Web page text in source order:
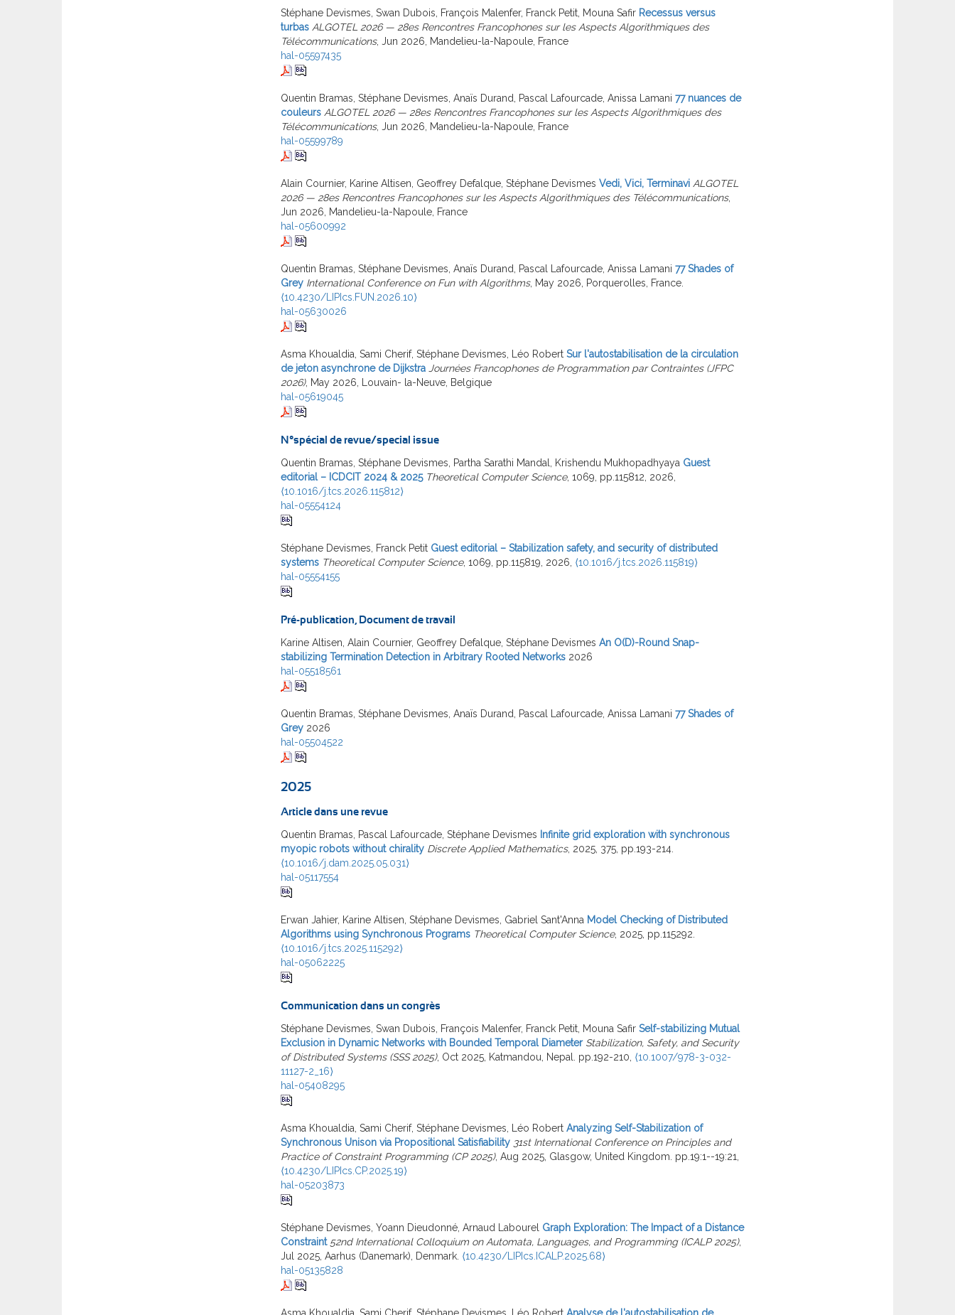
Stéphane Devismes, Swan Dubois, François Malenfer, Franck Petit, Mouna Safir Recessus versus
turbas ALGOTEL 2026 — 28es Rencontres Francophones sur les Aspects Algorithmiques des
Télécommunications, Jun 2026, Mandelieu-la-Napoule, France
hal-05597435
Quentin Bramas, Stéphane Devismes, Anaïs Durand, Pascal Lafourcade, Anissa Lamani 77 nuances de
couleurs ALGOTEL 2026 — 28es Rencontres Francophones sur les Aspects Algorithmiques des
Télécommunications, Jun 2026, Mandelieu-la-Napoule, France
hal-05599789
Alain Cournier, Karine Altisen, Geoffrey Defalque, Stéphane Devismes Vedi, Vici, Terminavi ALGOTEL
2026 — 28es Rencontres Francophones sur les Aspects Algorithmiques des Télécommunications,
Jun 2026, Mandelieu-la-Napoule, France
hal-05600992
Quentin Bramas, Stéphane Devismes, Anaïs Durand, Pascal Lafourcade, Anissa Lamani 77 Shades of
Grey International Conference on Fun with Algorithms, May 2026, Porquerolles, France.
⟨10.4230/LIPIcs.FUN.2026.10⟩
hal-05630026
Asma Khoualdia, Sami Cherif, Stéphane Devismes, Léo Robert Sur l'autostabilisation de la circulation
de jeton asynchrone de Dijkstra Journées Francophones de Programmation par Contraintes (JFPC
2026), May 2026, Louvain- la-Neuve, Belgique
hal-05619045
N°spécial de revue/special issue
Quentin Bramas, Stéphane Devismes, Partha Sarathi Mandal, Krishendu Mukhopadhyaya Guest
editorial – ICDCIT 2024 & 2025 Theoretical Computer Science, 1069, pp.115812, 2026,
⟨10.1016/j.tcs.2026.115812⟩
hal-05554124
Stéphane Devismes, Franck Petit Guest editorial – Stabilization safety, and security of distributed
systems Theoretical Computer Science, 1069, pp.115819, 2026, ⟨10.1016/j.tcs.2026.115819⟩
hal-05554155
Pré-publication, Document de travail
Karine Altisen, Alain Cournier, Geoffrey Defalque, Stéphane Devismes An O(D)-Round Snap-
stabilizing Termination Detection in Arbitrary Rooted Networks 2026
hal-05518561
Quentin Bramas, Stéphane Devismes, Anaïs Durand, Pascal Lafourcade, Anissa Lamani 77 Shades of
Grey 2026
hal-05504522
2025
Article dans une revue
Quentin Bramas, Pascal Lafourcade, Stéphane Devismes Infinite grid exploration with synchronous
myopic robots without chirality Discrete Applied Mathematics, 2025, 375, pp.193-214.
⟨10.1016/j.dam.2025.05.031⟩
hal-05117554
Erwan Jahier, Karine Altisen, Stéphane Devismes, Gabriel Sant'Anna Model Checking of Distributed
Algorithms using Synchronous Programs Theoretical Computer Science, 2025, pp.115292.
⟨10.1016/j.tcs.2025.115292⟩
hal-05062225
Communication dans un congrès
Stéphane Devismes, Swan Dubois, François Malenfer, Franck Petit, Mouna Safir Self-stabilizing Mutual
Exclusion in Dynamic Networks with Bounded Temporal Diameter Stabilization, Safety, and Security
of Distributed Systems (SSS 2025), Oct 2025, Katmandou, Nepal. pp.192-210, ⟨10.1007/978-3-032-
11127-2_16⟩
hal-05408295
Asma Khoualdia, Sami Cherif, Stéphane Devismes, Léo Robert Analyzing Self-Stabilization of
Synchronous Unison via Propositional Satisfiability 31st International Conference on Principles and
Practice of Constraint Programming (CP 2025), Aug 2025, Glasgow, United Kingdom. pp.19:1--19:21,
⟨10.4230/LIPIcs.CP.2025.19⟩
hal-05203873
Stéphane Devismes, Yoann Dieudonné, Arnaud Labourel Graph Exploration: The Impact of a Distance
Constraint 52nd International Colloquium on Automata, Languages, and Programming (ICALP 2025),
Jul 2025, Aarhus (Danemark), Denmark. ⟨10.4230/LIPIcs.ICALP.2025.68⟩
hal-05135828
Asma Khoualdia, Sami Cherif, Stéphane Devismes, Léo Robert Analyse de l'autostabilisation de